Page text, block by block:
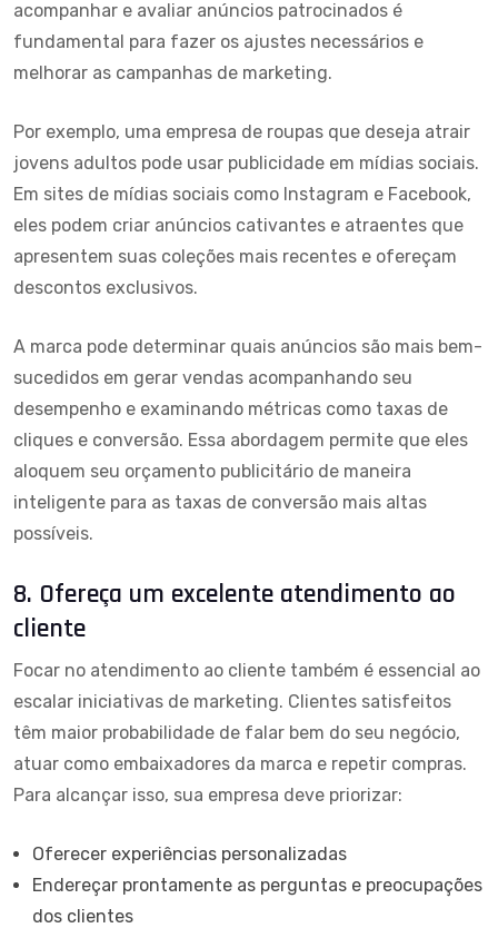
acompanhar e avaliar anúncios patrocinados é
fundamental para fazer os ajustes necessários e
melhorar as campanhas de marketing.
Por exemplo, uma empresa de roupas que deseja atrair
jovens adultos pode usar publicidade em mídias sociais.
Em sites de mídias sociais como Instagram e Facebook,
eles podem criar anúncios cativantes e atraentes que
apresentem suas coleções mais recentes e ofereçam
descontos exclusivos.
A marca pode determinar quais anúncios são mais bem-
sucedidos em gerar vendas acompanhando seu
desempenho e examinando métricas como taxas de
cliques e conversão. Essa abordagem permite que eles
aloquem seu orçamento publicitário de maneira
inteligente para as taxas de conversão mais altas
possíveis.
8. Ofereça um excelente atendimento ao
cliente
Focar no atendimento ao cliente também é essencial ao
escalar iniciativas de marketing. Clientes satisfeitos
têm maior probabilidade de falar bem do seu negócio,
atuar como embaixadores da marca e repetir compras.
Para alcançar isso, sua empresa deve priorizar:
Oferecer experiências personalizadas
Endereçar prontamente as perguntas e preocupações
dos clientes